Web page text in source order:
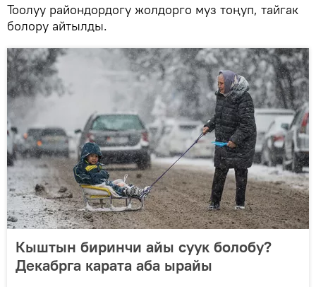
Тоолуу райондордогу жолдорго муз тоңуп, тайгак
болору айтылды.
Кыштын биринчи айы суук болобу?
Декабрга карата аба ырайы